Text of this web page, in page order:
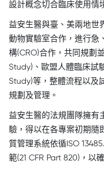
設計概念切合臨床使用情
益安生醫與臺、美兩地世
動物實驗室合作，進行急
構(CRO)合作，共同規劃
Study)、歐盟人體臨床試
Study)等，整體流程以及
規劃及管理。
益安生醫的法規團隊擁有
驗，得以在各專案初期隨
質管理系統依循ISO
範(21 CFR Part 820)，以